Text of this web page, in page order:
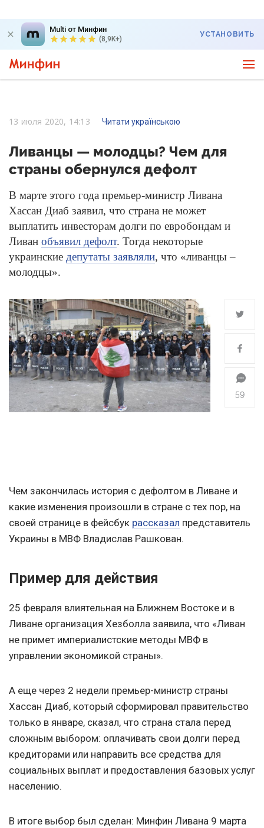
Multi от Минфин
(8,9K+)
УСТАНОВИТЬ
13 июля 2020, 14:13 Читати українською
Ливанцы — молодцы? Чем для
страны обернулся дефолт
В марте этого года премьер-министр Ливана
Хассан Диаб заявил, что страна не может
выплатить инвесторам долги по евробондам и
Ливан объявил дефолт. Тогда некоторые
украинские депутаты заявляли, что «ливанцы –
молодцы».
59
Чем закончилась история с дефолтом в Ливане и
какие изменения произошли в стране с тех пор, на
своей странице в фейсбук рассказал представитель
Украины в МВФ Владислав Рашкован.
Пример для действия
25 февраля влиятельная на Ближнем Востоке и в
Ливане организация Хезболла заявила, что «Ливан
не примет империалистские методы МВФ в
управлении экономикой страны».
А еще через 2 недели премьер-министр страны
Хассан Диаб, который сформировал правительство
только в январе, сказал, что страна стала перед
сложным выбором: оплачивать свои долги перед
кредиторами или направить все средства для
социальных выплат и предоставления базовых услуг
населению.
В итоге выбор был сделан: Минфин Ливана 9 марта